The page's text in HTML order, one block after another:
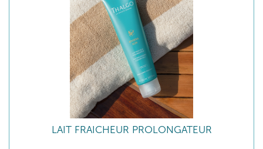
LAIT FRAICHEUR PROLONGATEUR